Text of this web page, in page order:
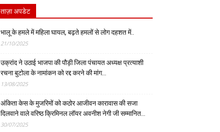
ताज़ा अपडेट
भालू के हमले में महिला घायल, बढ़ते हमलों से लोग दहशत में..
21/10/2025
उक्रांद ने उठाई भाजपा की पौड़ी जिला पंचायत अध्यक्ष प्रत्याशी
रचना बुटोला के नामांकन को रद्द करने की मांग…
13/08/2025
अंकिता केस के मुजरिमों को कठोर आजीवन कारावास की सजा
दिलवाने वाले वरिष्ठ क्रिमिनल लॉयर अवनीश नेगी जी सम्मानित…
30/07/2025